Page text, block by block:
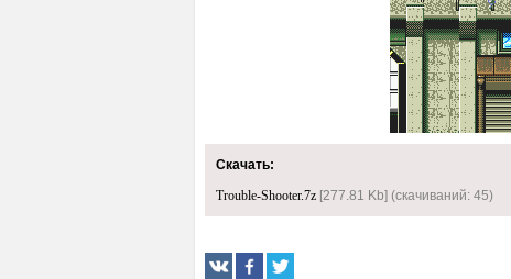
Скачать:
Trouble-Shooter.7z [277.81 Kb] (cкачиваний: 45)